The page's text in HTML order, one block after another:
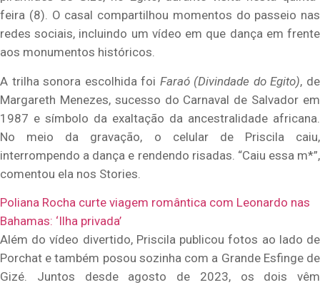
feira (8). O casal compartilhou momentos do passeio nas
redes sociais, incluindo um vídeo em que dança em frente
aos monumentos históricos.
A trilha sonora escolhida foi Faraó (Divindade do Egito), de
Margareth Menezes, sucesso do Carnaval de Salvador em
1987 e símbolo da exaltação da ancestralidade africana.
No meio da gravação, o celular de Priscila caiu,
interrompendo a dança e rendendo risadas. “Caiu essa m*”,
comentou ela nos Stories.
Poliana Rocha curte viagem romântica com Leonardo nas
Bahamas: ‘Ilha privada’
Além do vídeo divertido, Priscila publicou fotos ao lado de
Porchat e também posou sozinha com a Grande Esfinge de
Gizé. Juntos desde agosto de 2023, os dois vêm